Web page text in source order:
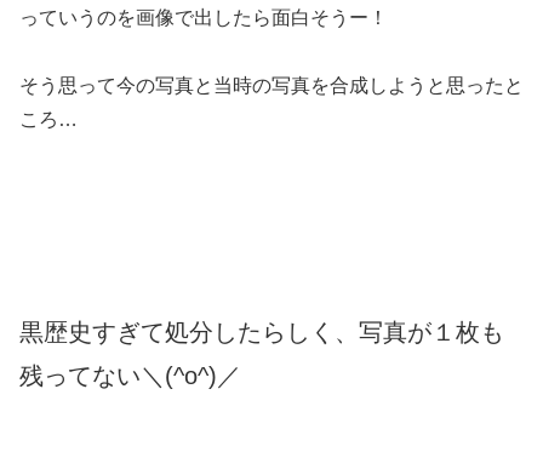
っていうのを画像で出したら面白そうー！
そう思って今の写真と当時の写真を合成しようと思ったと
ころ…
黒歴史すぎて処分したらしく、写真が１枚も
残ってない＼(^o^)／